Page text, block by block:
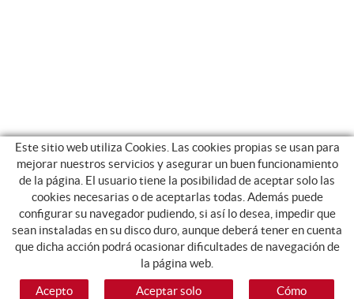
Este sitio web utiliza Cookies. Las cookies propias se usan para
mejorar nuestros servicios y asegurar un buen funcionamiento
de la página. El usuario tiene la posibilidad de aceptar solo las
cookies necesarias o de aceptarlas todas. Además puede
configurar su navegador pudiendo, si así lo desea, impedir que
sean instaladas en su disco duro, aunque deberá tener en cuenta
que dicha acción podrá ocasionar dificultades de navegación de
la página web.
Acepto
Aceptar solo
Cómo